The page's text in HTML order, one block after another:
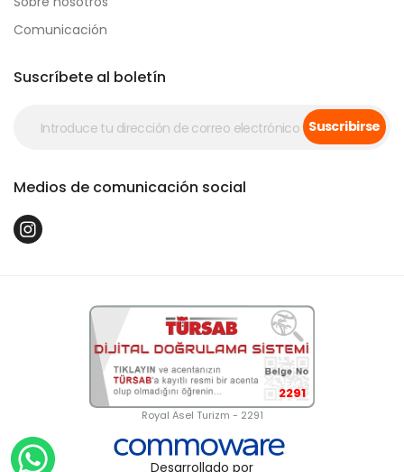
Comunicación
Suscríbete al boletín
Suscribirse
Medios de comunicación social
2291
Royal Asel Turizm - 2291
Desarrollado por